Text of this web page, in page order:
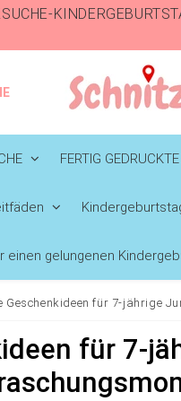
FERTIG
einen gelungenen
Geschenkideen für 7-jährige
für 7-